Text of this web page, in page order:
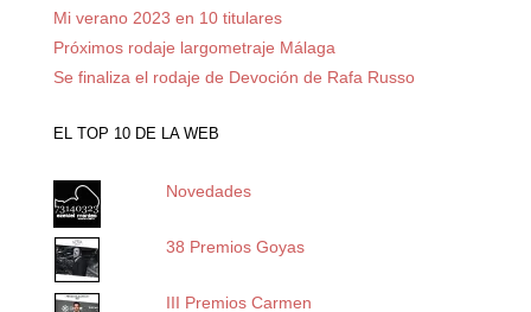
Mi verano 2023 en 10 titulares
Próximos rodaje largometraje Málaga
Se finaliza el rodaje de Devoción de Rafa Russo
EL TOP 10 DE LA WEB
Novedades
38 Premios Goyas
III Premios Carmen